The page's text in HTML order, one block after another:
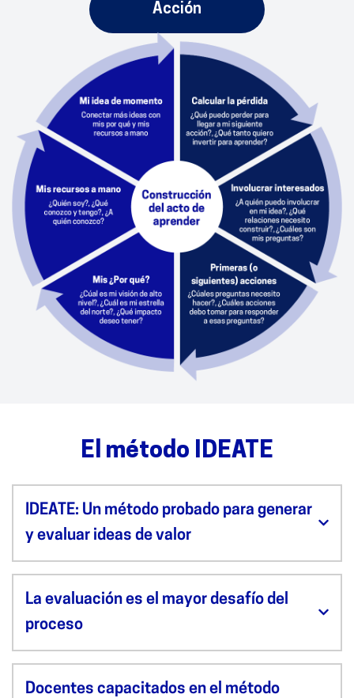
Acción
El método IDEATE
IDEATE: Un método probado para generar
y evaluar ideas de valor
La evaluación es el mayor desafío del
proceso
Docentes capacitados en el método